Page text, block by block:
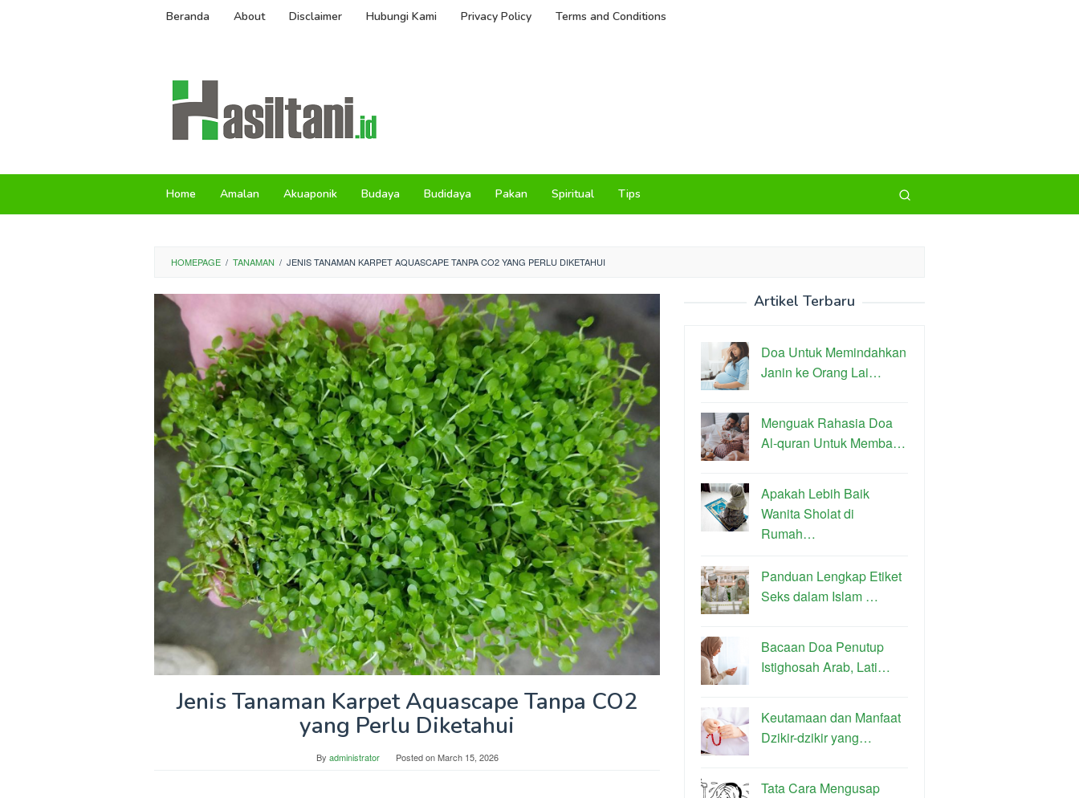
Beranda About Disclaimer Hubungi Kami Privacy Policy Terms and Conditions
Home Amalan Akuaponik Budaya Budidaya Pakan Spiritual Tips
HOMEPAGE / TANAMAN / JENIS TANAMAN KARPET AQUASCAPE TANPA CO2 YANG PERLU DIKETAHUI
Jenis Tanaman Karpet Aquascape Tanpa CO2
yang Perlu Diketahui
By administrator Posted onMarch 15, 2026
Artikel Terbaru
Doa Untuk Memindahkan
Janin ke Orang Lai…
Menguak Rahasia Doa
Al-quran Untuk Memba…
Apakah Lebih Baik
Wanita Sholat di
Rumah…
Panduan Lengkap Etiket
Seks dalam Islam …
Bacaan Doa Penutup
Istighosah Arab, Lati…
Keutamaan dan Manfaat
Dzikir-dzikir yang…
Tata Cara Mengusap